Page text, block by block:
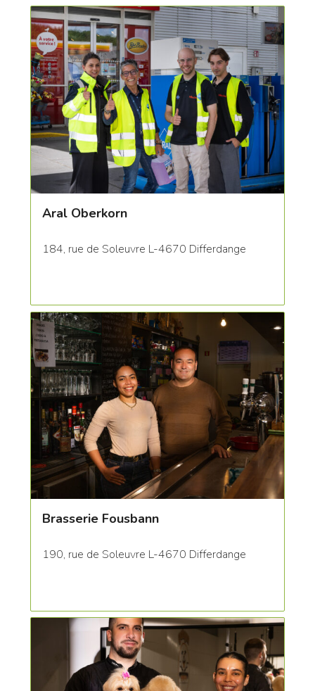
Aral Oberkorn
184, rue de Soleuvre L-4670 Differdange
Brasserie Fousbann
190, rue de Soleuvre L-4670 Differdange